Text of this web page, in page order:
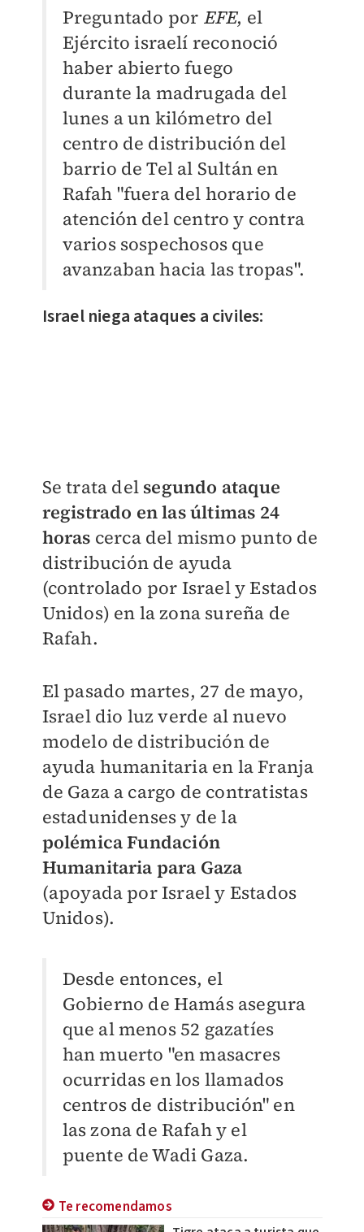
Preguntado por EFE, el
Ejército israelí reconoció
haber abierto fuego
durante la madrugada del
lunes a un kilómetro del
centro de distribución del
barrio de Tel al Sultán en
Rafah "fuera del horario de
atención del centro y contra
varios sospechosos que
avanzaban hacia las tropas".
Israel niega ataques a civiles:
Se trata del segundo ataque
registrado en las últimas 24
horas cerca del mismo punto de
distribución de ayuda
(controlado por Israel y Estados
Unidos) en la zona sureña de
Rafah.
El pasado martes, 27 de mayo,
Israel dio luz verde al nuevo
modelo de distribución de
ayuda humanitaria en la Franja
de Gaza a cargo de contratistas
estadunidenses y de la
polémica Fundación
Humanitaria para Gaza
(apoyada por Israel y Estados
Unidos).
Desde entonces, el
Gobierno de Hamás asegura
que al menos 52 gazatíes
han muerto "en masacres
ocurridas en los llamados
centros de distribución" en
las zona de Rafah y el
puente de Wadi Gaza.
Te recomendamos